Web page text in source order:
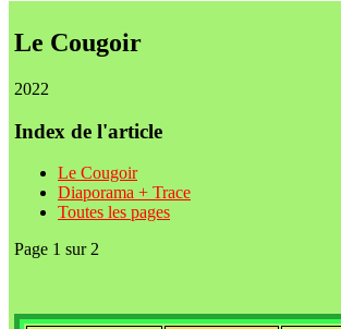
Le Cougoir
2022
Index de l'article
Le Cougoir
Diaporama + Trace
Toutes les pages
Page 1 sur 2